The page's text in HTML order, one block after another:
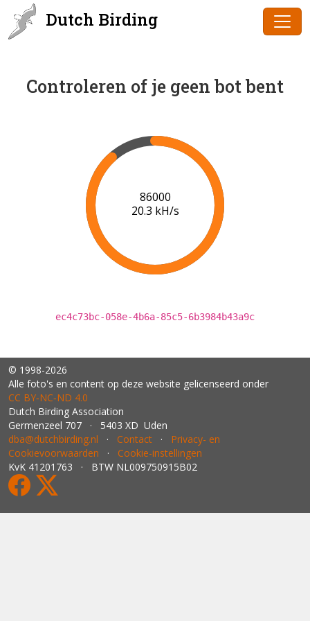
Dutch Birding
Controleren of je geen bot bent
86000
20.3 kH/s
ec4c73bc-058e-4b6a-85c5-6b3984b43a9c
© 1998-2026
Alle foto's en content op deze website gelicenseerd onder
CC BY‑NC‑ND 4.0
Dutch Birding Association
Germenzeel 707 · 5403 XD Uden
dba@dutchbirding.nl · Contact · Privacy- en
Cookievoorwaarden · Cookie-instellingen
KvK 41201763 · BTW NL009750915B02